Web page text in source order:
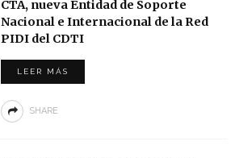
CTA, nueva Entidad de Soporte
Nacional e Internacional de la Red
PIDI del CDTI
LEER MÁS
SHARE